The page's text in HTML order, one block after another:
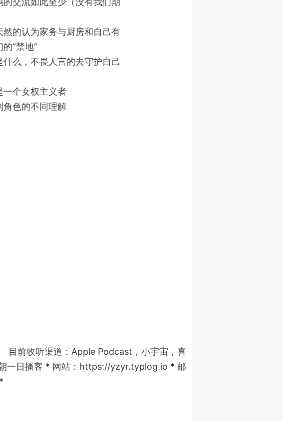
的认为家务与厨房和自己有
”禁地“
么，不畏人言的去守护自己
一个女权主义者
角色的不同理解
目前收听渠道：Apple Podcast，小宇宙，喜
一日播客 * 网站：https://yzyr.typlog.io * 邮